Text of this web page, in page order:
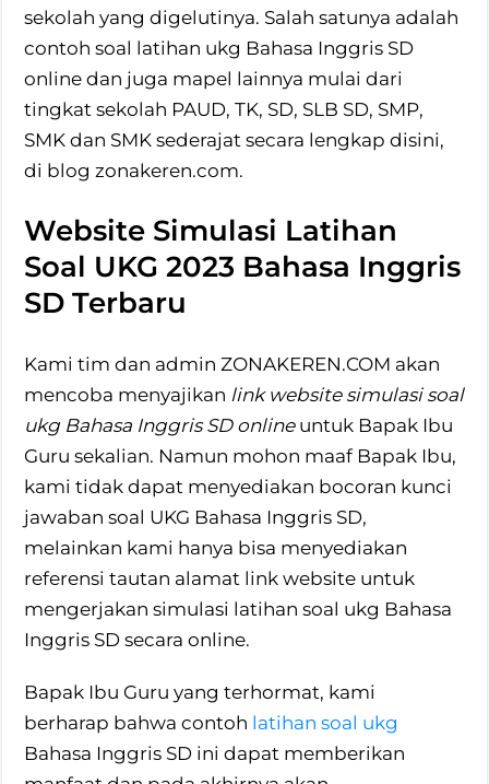
sekolah yang digelutinya. Salah satunya adalah
contoh soal latihan ukg Bahasa Inggris SD
online dan juga mapel lainnya mulai dari
tingkat sekolah PAUD, TK, SD, SLB SD, SMP,
SMK dan SMK sederajat secara lengkap disini,
di blog zonakeren.com.
Website Simulasi Latihan
Soal UKG 2023 Bahasa Inggris
SD Terbaru
Kami tim dan admin ZONAKEREN.COM akan
mencoba menyajikan link website simulasi soal
ukg Bahasa Inggris SD onlineuntuk Bapak Ibu
Guru sekalian. Namun mohon maaf Bapak Ibu,
kami tidak dapat menyediakan bocoran kunci
jawaban soal UKG Bahasa Inggris SD,
melainkan kami hanya bisa menyediakan
referensi tautan alamat link website untuk
mengerjakan simulasi latihan soal ukg Bahasa
Inggris SD secara online.
Bapak Ibu Guru yang terhormat, kami
berharap bahwa contoh latihan soal ukg
Bahasa Inggris SD ini dapat memberikan